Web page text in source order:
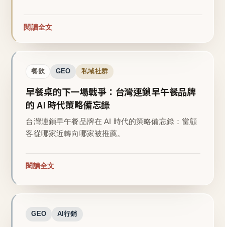
閱讀全文
餐飲 GEO 私域社群
早餐桌的下一場戰爭：台灣連鎖早午餐品牌
的 AI 時代策略備忘錄
台灣連鎖早午餐品牌在 AI 時代的策略備忘錄：當顧
客從哪家近轉向哪家被推薦。
閱讀全文
GEO AI行銷